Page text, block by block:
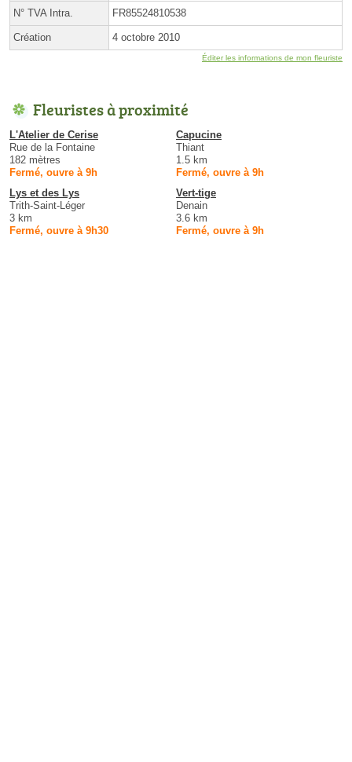
N° TVA Intra. FR85524810538
Création 4 octobre 2010
Éditer les informations de mon fleuriste
Fleuristes à proximité
L'Atelier de Cerise
Rue de la Fontaine
182 mètres
Fermé, ouvre à 9h
Capucine
Thiant
1.5 km
Fermé, ouvre à 9h
Lys et des Lys
Trith-Saint-Léger
3 km
Fermé, ouvre à 9h30
Vert-tige
Denain
3.6 km
Fermé, ouvre à 9h